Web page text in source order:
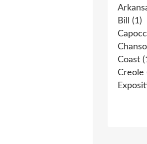
Bill
(1)
Coast
Creole